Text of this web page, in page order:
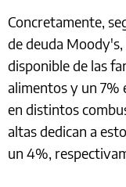
Concretamente,
de deuda
disponible de las
alimentos y un 7%
en distintos
altas dedican a
un 4%,